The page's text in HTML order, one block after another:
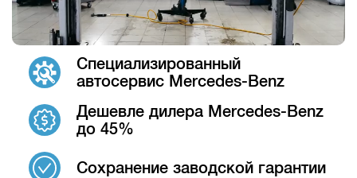
Специализированный
автосервис Mercedes-Benz
Дешевле дилера Mercedes-Benz
до 45%
Сохранение заводской гарантии